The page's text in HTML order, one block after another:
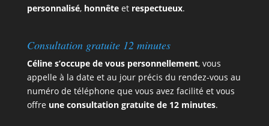
personnalisé, honnêteet respectueux.
Consultation gratuite 12 minutes
Céline s’occupe de vous personnellement, vous
appelle à la date et au jour précis du rendez-vous au
numéro de téléphone que vous avez facilité et vous
offre une consultation gratuite de 12 minutes.